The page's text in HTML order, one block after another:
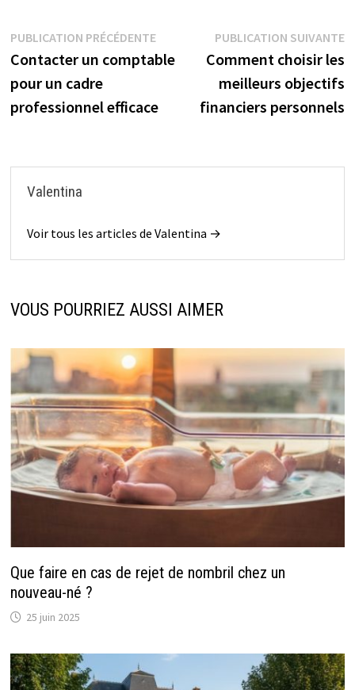
Navigation
de
l’article
PUBLICATION PRÉCÉDENTEPublication
précédente :
Contacter un comptable
pour un cadre
professionnel efficace
PUBLICATION SUIVANTE
Comment choisir les
meilleurs objectifs
financiers personnels
Valentina
Voir tous les articles de Valentina →
VOUS POURRIEZ AUSSI AIMER
Que faire en cas de rejet de nombril chez un
nouveau-né ?
25 juin 2025